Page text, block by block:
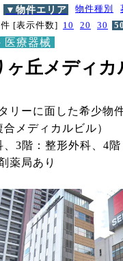
▼物件エリア 物件種別
[表示件数] 10 20 30
医療器械
ヶ丘メディ
リーに面した希少物
合メディカルビル）
、3階：整形外科、4
薬局あり